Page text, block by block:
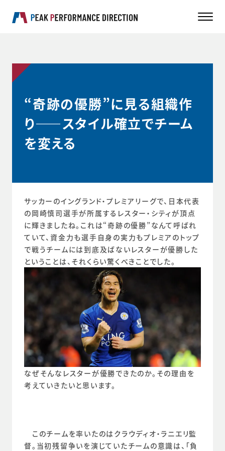
“奇跡の優勝”に見る組織作
り――スタイル確立でチーム
を変える
サッカーのイングランド・プレミアリーグで、日本代表
の岡崎慎司選手が所属するレスター・シティが頂点
に輝きましたね。これは“奇跡の優勝”なんて呼ばれ
ていて、資金力も選手自身の実力もプレミアのトップ
で戦うチームには到底及ばないレスターが優勝した
ということは、それくらい驚くべきことでした。
なぜそんなレスターが優勝できたのか。その理由を
考えていきたいと思います。
このチームを率いたのはクラウディオ・ラニエリ監
督。当初残留争いを演じていたチームの意識は、「負